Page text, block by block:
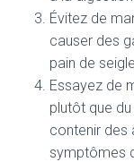
Évitez de
causer des
pain de
Essayez de
plutôt que
contenir des
symptômes